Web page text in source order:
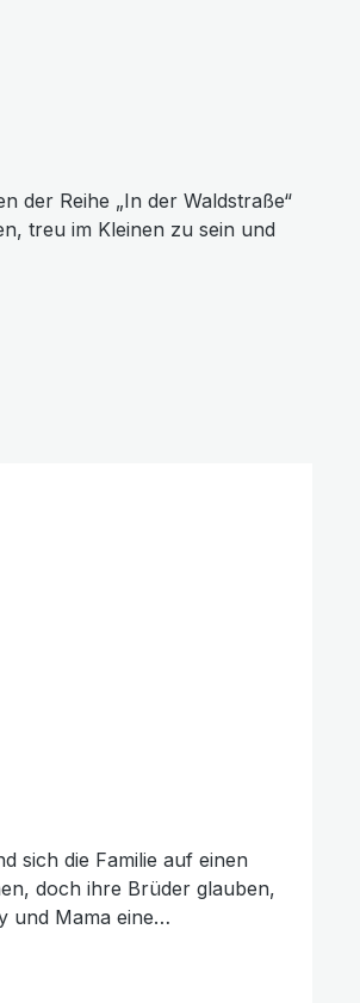
der Reihe „In der Waldstraße“
treu im Kleinen zu sein und
sich die Familie auf einen
doch ihre Brüder glauben,